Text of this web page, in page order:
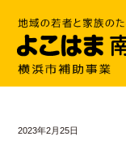
2023年2月25日